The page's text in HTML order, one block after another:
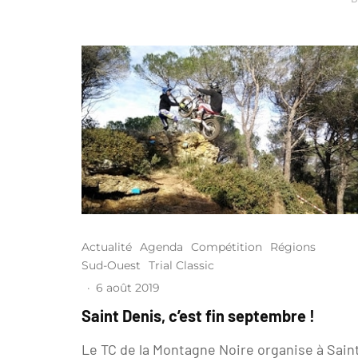
Actualité Agenda Compétition
Régions
Sud-Ouest
Trial Classic
· 6 août 2019
Saint Denis, c’est fin septembre !
Le TC de la Montagne Noire organise à